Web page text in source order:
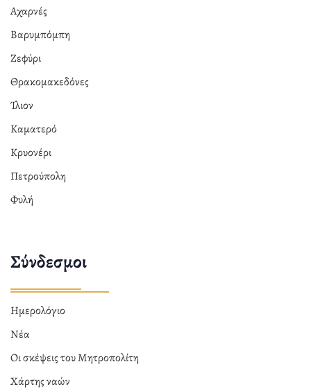
Αχαρνές
Βαρυμπόμπη
Ζεφύρι
Θρακομακεδόνες
Ίλιον
Καματερό
Κρυονέρι
Πετρούπολη
Φυλή
Σύνδεσμοι
Ημερολόγιο
Νέα
Οι σκέψεις του Μητροπολίτη
Χάρτης ναών